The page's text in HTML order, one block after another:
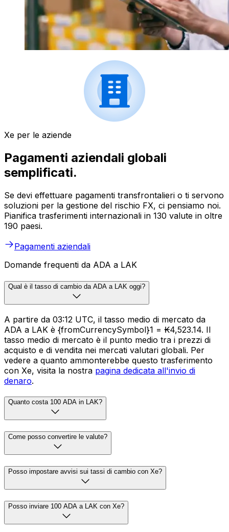
Xe per le aziende
Pagamenti aziendali globali
semplificati.
Se devi effettuare pagamenti transfrontalieri o ti servono
soluzioni per la gestione del rischio FX, ci pensiamo noi.
Pianifica trasferimenti internazionali in 130 valute in oltre
190 paesi.
Pagamenti aziendali
Domande frequenti da ADA a LAK
Qual è il tasso di cambio da ADA a LAK oggi?
A partire da 03:12 UTC, il tasso medio di mercato da
ADA a LAK è {fromCurrencySymbol}1 = ₭4,523.14. Il
tasso medio di mercato è il punto medio tra i prezzi di
acquisto e di vendita nei mercati valutari globali. Per
vedere a quanto ammonterebbe questo trasferimento
con Xe, visita la nostra pagina dedicata all'invio di
denaro.
Quanto costa 100 ADA in LAK?
Come posso convertire le valute?
Posso impostare avvisi sui tassi di cambio con Xe?
Posso inviare 100 ADA a LAK con Xe?